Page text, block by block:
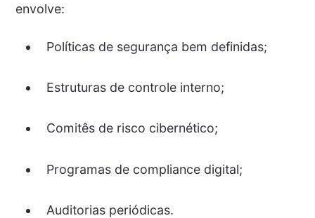
envolve:
Políticas de segurança bem definidas;
Estruturas de controle interno;
Comitês de risco cibernético;
Programas de compliance digital;
Auditorias periódicas.